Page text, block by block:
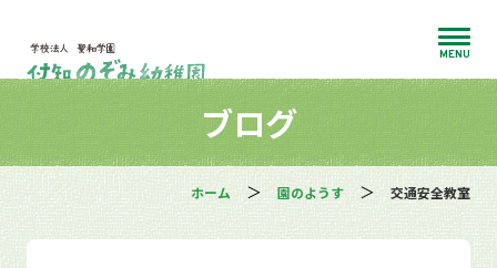
MENU
ブログ
ホーム 園のようす 交通安全教室